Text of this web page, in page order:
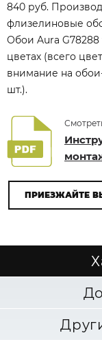
840 руб.
флизелиновые
Обои Aura
цветах (всего
внимание на
шт.).
ПРИЕЗЖАЙТЕ